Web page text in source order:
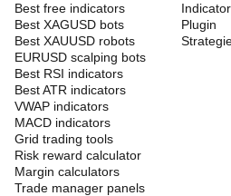
Best free indicators
Best XAGUSD bots
Best XAUUSD robots
EURUSD scalping bots
Best RSI indicators
Best ATR indicators
VWAP indicators
MACD indicators
Grid trading tools
Risk reward calculator
Margin calculators
Trade manager panels
Plugin